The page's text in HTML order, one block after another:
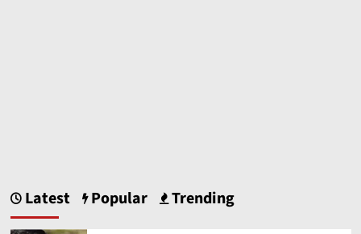
Latest Popular Trending